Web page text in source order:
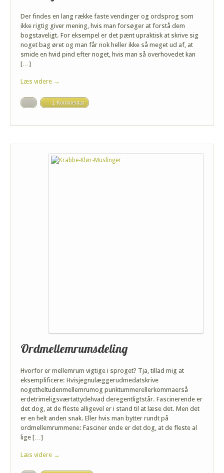
Der findes en lang række faste vendinger og ordsprog som
ikke rigtig giver mening, hvis man forsøger at forstå dem
bogstaveligt. For eksempel er det pænt upraktisk at skrive sig
noget bag øret og man får nok heller ikke så meget ud af, at
smide en hvid pind efter noget, hvis man så overhovedet kan
[…]
Læs videre →
1 Kommentar
Ordmellemrumsdeling
Hvorfor er mellemrum vigtige i sproget? Tja, tillad mig at
eksemplificere: Hvisjegnulæggerudmedatskrive
nogetheltudenmellemrumog punktummerellerkommaerså
erdetrimeligsværtattydehvad deregentligtstår. Fascinerende er
det dog, at de fleste alligevel er i stand til at læse det. Men det
er en helt anden snak. Eller hvis man bytter rundt på
ordmellemrummene: Fasciner ende er det dog, at de fleste al
lige […]
Læs videre →